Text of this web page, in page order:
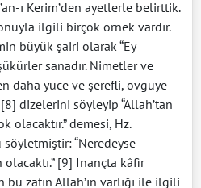
ı Kerim’den ayetlerle belirttik.
ilgili birçok örnek vardır.
büyük şairi olarak “Ey
sanadır. Nimetler ve
daha yüce ve şerefli, övgüye
dizelerini söyleyip “Allah’tan
olacaktır.” demesi, Hz.
söyletmiştir: “Neredeyse
[9] İnançta kâfir
zatın Allah’ın varlığı ile ilgili